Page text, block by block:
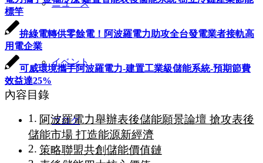
ニュース
イベント
ブログ
標竿
拚綠電轉供零餘電！阿波羅電力助攻全台發電業者接軌高
用電企業
可威環境攜手阿波羅電力-建置工業級儲能系統-預期節費
效益達25%
內容目錄
阿波羅電力舉辦表後儲能願景論壇 搶攻表後
儲能市場 打造能源新經濟
策略聯盟共創儲能價值鏈